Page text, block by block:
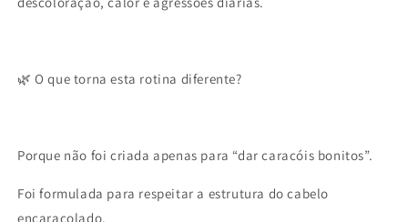
🌿 O que torna esta rotina diferente?
Porque não foi criada apenas para “dar caracóis bonitos”.
Foi formulada para respeitar a estrutura do cabelo
encaracolado.